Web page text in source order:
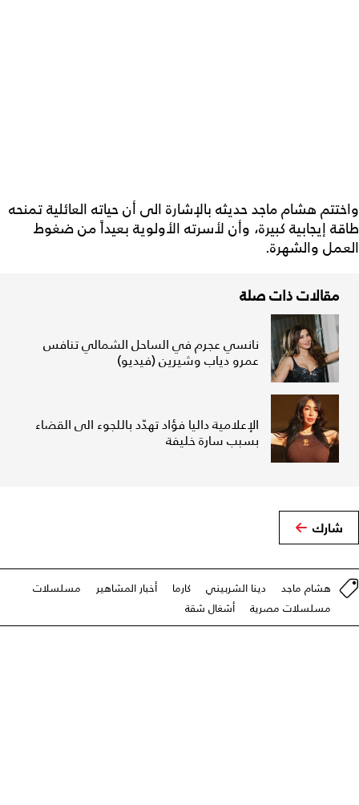
واختتم هشام ماجد حديثه بالإشارة الى أن حياته العائلية تمنحه
طاقة إيجابية كبيرة، وأن لأسرته الأولوية بعيداً من ضغوط
العمل والشهرة.
مقالات ذات صلة
نانسي عجرم في الساحل الشمالي تنافس
عمرو دياب وشيرين (فيديو)
الإعلامية داليا فؤاد تهدّد باللجوء الى القضاء
بسبب سارة خليفة
شارك
هشام ماجد دينا الشربيني كارما أخبار المشاهير
مسلسلات
مسلسلات مصرية
أشغال شقة